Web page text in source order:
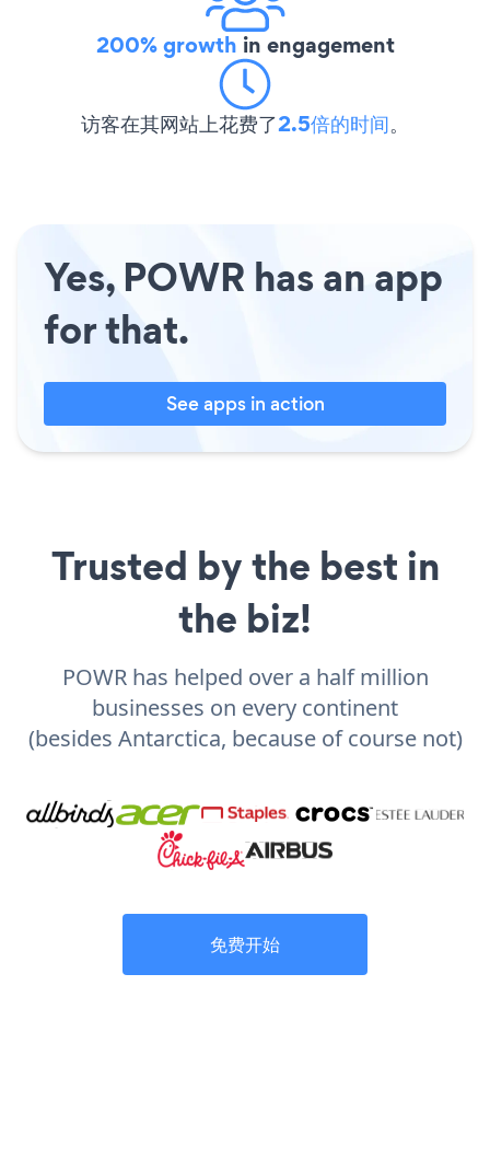
200% growth in engagement
访客在其网站上花费了2.5倍的时间。
Yes, POWR has an app
for that.
See apps in action
Trusted by the best in
the biz!
POWR has helped over a half million
businesses on every continent
(besides Antarctica, because of course not)
免费开始